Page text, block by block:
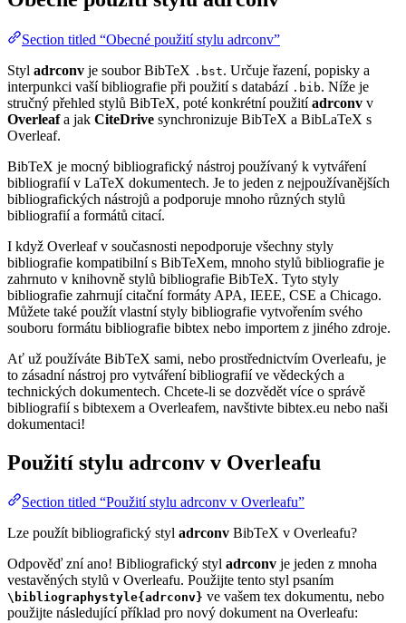
Section titled “Obecné použití stylu adrconv”
Styl adrconv je soubor BibTeX .bst. Určuje řazení, popisky a
interpunkci vaší bibliografie při použití s databází .bib. Níže je
stručný přehled stylů BibTeX, poté konkrétní použitíadrconv v
Overleafa jak CiteDrive synchronizuje BibTeX a BibLaTeX s
Overleaf.
BibTeX je mocný bibliografický nástroj používaný k vytváření
bibliografií v LaTeX dokumentech. Je to jeden z nejpoužívanějších
bibliografických nástrojů a podporuje mnoho různých stylů
bibliografií a formátů citací.
I když Overleaf v současnosti nepodporuje všechny styly
bibliografie kompatibilní s BibTeXem, mnoho stylů bibliografie je
zahrnuto v knihovně stylů bibliografie BibTeX. Tyto styly
bibliografie zahrnují citační formáty APA, IEEE, CSE a Chicago.
Můžete také použít vlastní styly bibliografie vytvořením svého
souboru formátu bibliografie bibtex nebo importem z jiného zdroje.
Ať už používáte BibTeX sami, nebo prostřednictvím Overleafu, je
to zásadní nástroj pro vytváření bibliografií ve vědeckých a
technických dokumentech. Chcete-li se dozvědět více o správě
bibliografií s bibtexem a Overleafem, navštivte bibtex.eu nebo naši
dokumentaci!
Použití stylu adrconv v Overleafu
Section titled “Použití stylu adrconv v Overleafu”
Lze použít bibliografický styl adrconv BibTeX v Overleafu?
Odpověď zní ano! Bibliografický styl adrconv je jeden z mnoha
vestavěných stylů v Overleafu. Použijte tento styl psaním
\bibliographystyle{adrconv} ve vašem tex dokumentu, nebo
použijte následující příklad pro nový dokument na Overleafu: